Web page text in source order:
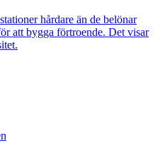
hårdare än de belönar
att bygga förtroende. Det visar